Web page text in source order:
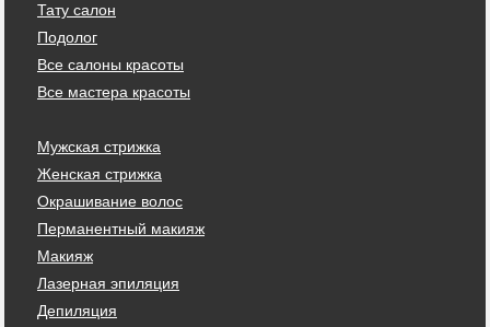
Тату салон
Подолог
Все салоны красоты
Все мастера красоты
Мужская стрижка
Женская стрижка
Окрашивание волос
Перманентный макияж
Макияж
Лазерная эпиляция
Депиляция